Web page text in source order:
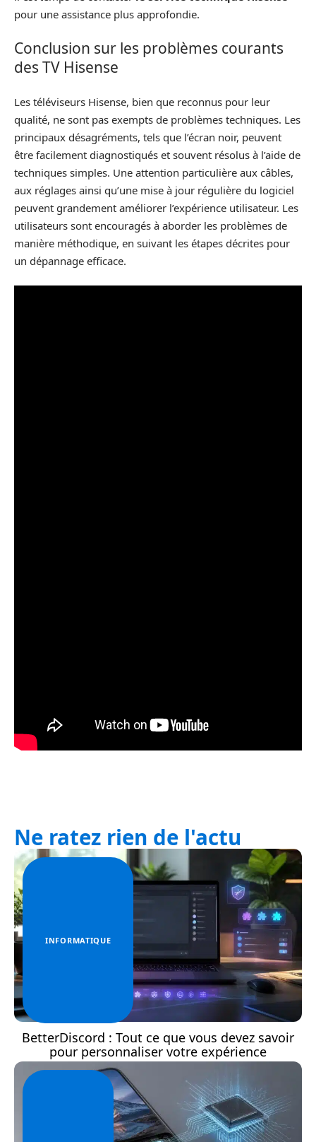
pour une assistance plus approfondie.
Conclusion sur les problèmes courants
des TV Hisense
Les téléviseurs Hisense, bien que reconnus pour leur
qualité, ne sont pas exempts de problèmes techniques. Les
principaux désagréments, tels que l’écran noir, peuvent
être facilement diagnostiqués et souvent résolus à l’aide de
techniques simples. Une attention particulière aux câbles,
aux réglages ainsi qu’une mise à jour régulière du logiciel
peuvent grandement améliorer l’expérience utilisateur. Les
utilisateurs sont encouragés à aborder les problèmes de
manière méthodique, en suivant les étapes décrites pour
un dépannage efficace.
Ne ratez rien de l'actu
INFORMATIQUE
BetterDiscord : Tout ce que vous devez savoir
pour personnaliser votre expérience